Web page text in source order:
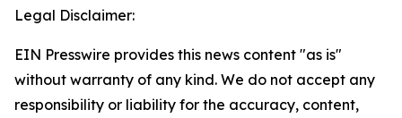
Legal Disclaimer:
EIN Presswire provides this news content "as is"
without warranty of any kind. We do not accept any
responsibility or liability for the accuracy, content,